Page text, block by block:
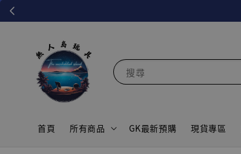
搜尋
首頁 所有商品 GK最新預購 現貨專區